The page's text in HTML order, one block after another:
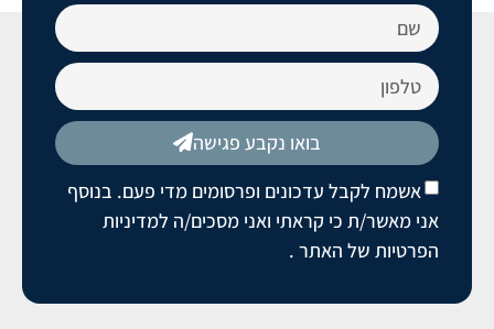
אשמח לקבל עדכונים ופרסומים מדי פעם. בנוסף
אני מאשר/ת כי קראתי ואני מסכים/ה למדיניות
הפרטיות של האתר .
בואו נקבע פגישה